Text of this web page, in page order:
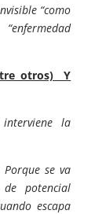
“como
otros) Y
la
Porque se va
potencial
escapa